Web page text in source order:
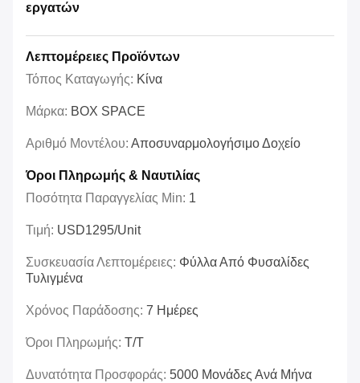
εργατών
Λεπτομέρειες Προϊόντων
Τόπος Καταγωγής: Κίνα
Μάρκα: BOX SPACE
Αριθμό Μοντέλου: Αποσυναρμολογήσιμο Δοχείο
Όροι Πληρωμής & Ναυτιλίας
Ποσότητα Παραγγελίας Min: 1
Τιμή: USD1295/unit
Συσκευασία Λεπτομέρειες: Φύλλα Από Φυσαλίδες
Τυλιγμένα
Χρόνος Παράδοσης: 7 Ημέρες
Όροι Πληρωμής: Τ/Τ
Δυνατότητα Προσφοράς: 5000 Μονάδες Ανά Μήνα